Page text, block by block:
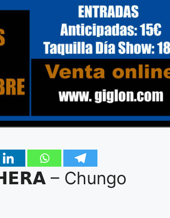
– Chungo